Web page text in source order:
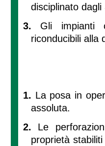
disciplinato
3. Gli impianti
riconducibili alla
1. La posa in
assoluta.
2. Le
proprietà